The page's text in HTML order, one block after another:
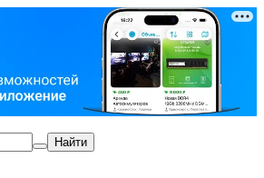
Найти